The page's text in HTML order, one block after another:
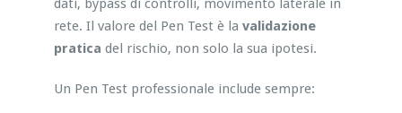
dati, bypass di controlli, movimento laterale in
rete. Il valore del Pen Test è la validazione
pratica del rischio, non solo la sua ipotesi.
Un Pen Test professionale include sempre: